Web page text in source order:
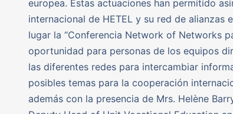
europea. Estas actuaciones han permitido
internacional de HETEL y su red de alianzas
lugar la “Conferencia Network of Networks
oportunidad para personas de los equipos
las diferentes redes para intercambiar
posibles temas para la cooperación
además con la presencia de Mrs. Helène